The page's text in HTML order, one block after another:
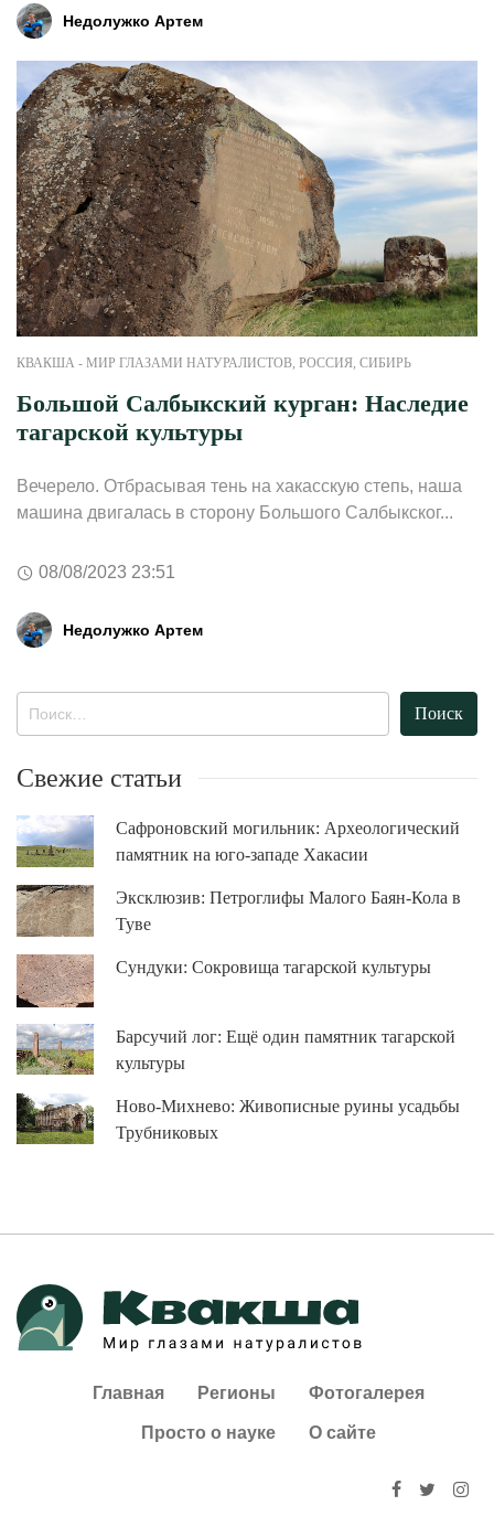
Недолужко Артем
КВАКША - МИР ГЛАЗАМИ НАТУРАЛИСТОВ, РОССИЯ, СИБИРЬ
Большой Салбыкский курган: Наследие
тагарской культуры
Вечерело. Отбрасывая тень на хакасскую степь, наша
машина двигалась в сторону Большого Салбыкског...
08/08/2023 23:51
Недолужко Артем
Свежие статьи
Сафроновский могильник: Археологический
памятник на юго-западе Хакасии
Эксклюзив: Петроглифы Малого Баян-Кола в
Туве
Сундуки: Сокровища тагарской культуры
Барсучий лог: Ещё один памятник тагарской
культуры
Ново-Михнево: Живописные руины усадьбы
Трубниковых
Главная Регионы Фотогалерея
Просто о науке О сайте